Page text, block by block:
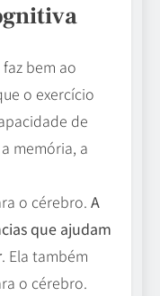
bem ao
o exercício
de
memória, a
o cérebro. A
que ajudam
. Ela também
o cérebro.